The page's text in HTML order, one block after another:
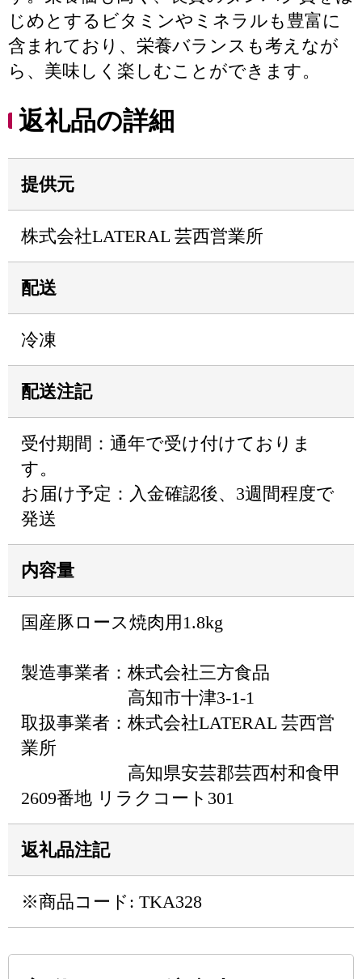
じめとするビタミンやミネラルも豊富に
含まれており、栄養バランスも考えなが
ら、美味しく楽しむことができます。
返礼品の詳細
提供元
株式会社LATERAL 芸西営業所
配送
冷凍
配送注記
受付期間：通年で受け付けておりま
す。
お届け予定：入金確認後、3週間程度で
発送
内容量
国産豚ロース焼肉用1.8kg
製造事業者：株式会社三方食品
高知市十津3-1-1
取扱事業者：株式会社LATERAL 芸西営
業所
高知県安芸郡芸西村和食甲
2609番地 リラクコート301
返礼品注記
※商品コード: TKA328